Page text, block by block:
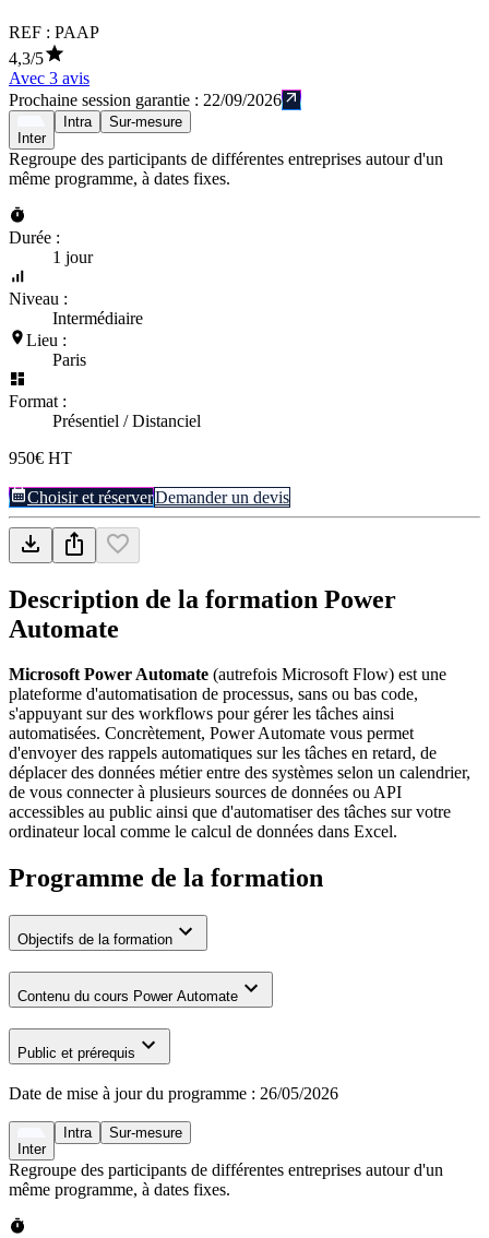
REF : PAAP
4,3/5
Avec 3 avis
Prochaine session garantie : 22/09/2026
Inter
Intra Sur-mesure
Regroupe des participants de différentes entreprises autour d'un
même programme, à dates fixes.
Durée :
1 jour
Niveau :
Intermédiaire
Lieu :
Paris
Format :
Présentiel / Distanciel
950€ HT
Choisir et réserverDemander un devis
Description de la formation Power
Automate
Microsoft Power Automate (autrefois Microsoft Flow) est une
plateforme d'automatisation de processus, sans ou bas code,
s'appuyant sur des workflows pour gérer les tâches ainsi
automatisées. Concrètement, Power Automate vous permet
d'envoyer des rappels automatiques sur les tâches en retard, de
déplacer des données métier entre des systèmes selon un calendrier,
de vous connecter à plusieurs sources de données ou API
accessibles au public ainsi que d'automatiser des tâches sur votre
ordinateur local comme le calcul de données dans Excel.
Programme de la formation
Objectifs de la formation
Contenu du cours Power Automate
Public et prérequis
Date de mise à jour du programme : 26/05/2026
Inter
Intra Sur-mesure
Regroupe des participants de différentes entreprises autour d'un
même programme, à dates fixes.